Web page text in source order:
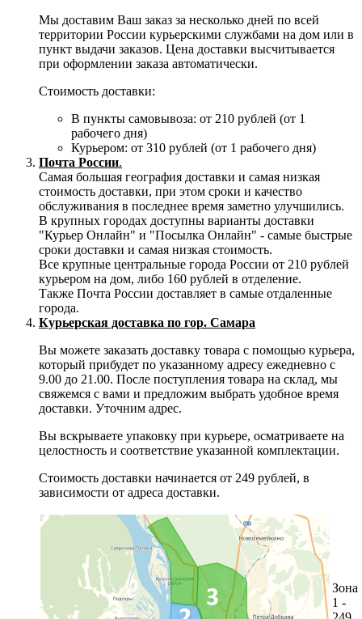
Мы доставим Ваш заказ за несколько дней по всей
территории России курьерскими службами на дом или в
пункт выдачи заказов. Цена доставки высчитывается
при оформлении заказа автоматически.
Стоимость доставки:
В пункты самовывоза: от 210 рублей (от 1
рабочего дня)
Курьером: от 310 рублей (от 1 рабочего дня)
Почта России.
Самая большая география доставки и самая низкая
стоимость доставки, при этом сроки и качество
обслуживания в последнее время заметно улучшились.
В крупных городах доступны варианты доставки
"Курьер Онлайн" и "Посылка Онлайн" - самые быстрые
сроки доставки и самая низкая стоимость.
Все крупные центральные города России от 210 рублей
курьером на дом, либо 160 рублей в отделение.
Также Почта России доставляет в самые отдаленные
города.
Курьерская доставка по гор. Самара
Вы можете заказать доставку товара с помощью курьера,
который прибудет по указанному адресу ежедневно с
9.00 до 21.00. После поступления товара на склад, мы
свяжемся с вами и предложим выбрать удобное время
доставки. Уточним адрес.
Вы вскрываете упаковку при курьере, осматриваете на
целостность и соответствие указанной комплектации.
Стоимость доставки начинается от 249 рублей, в
зависимости от адреса доставки.
Зона
1 -